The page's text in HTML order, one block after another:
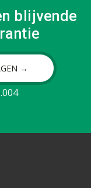
blijvende
→